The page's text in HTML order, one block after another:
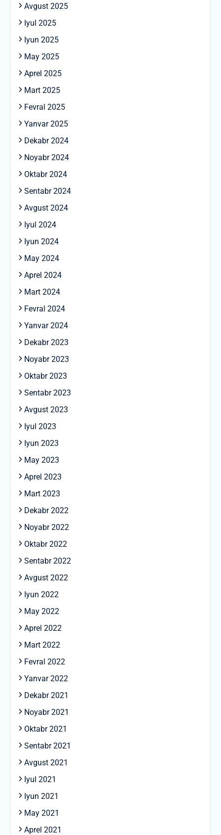
Avgust 2025
Iyul 2025
Iyun 2025
May 2025
Aprel 2025
Mart 2025
Fevral 2025
Yanvar 2025
Dekabr 2024
Noyabr 2024
Oktabr 2024
Sentabr 2024
Avgust 2024
Iyul 2024
Iyun 2024
May 2024
Aprel 2024
Mart 2024
Fevral 2024
Yanvar 2024
Dekabr 2023
Noyabr 2023
Oktabr 2023
Sentabr 2023
Avgust 2023
Iyul 2023
Iyun 2023
May 2023
Aprel 2023
Mart 2023
Dekabr 2022
Noyabr 2022
Oktabr 2022
Sentabr 2022
Avgust 2022
Iyun 2022
May 2022
Aprel 2022
Mart 2022
Fevral 2022
Yanvar 2022
Dekabr 2021
Noyabr 2021
Oktabr 2021
Sentabr 2021
Avgust 2021
Iyul 2021
Iyun 2021
May 2021
Aprel 2021